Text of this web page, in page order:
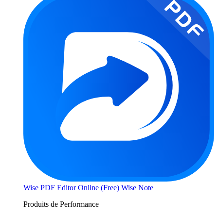
Wise PDF Editor Online (Free) Wise Note
Produits de Performance